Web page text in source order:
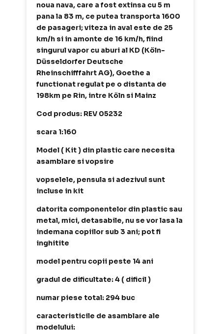
noua nava, care a fost extinsa cu 5 m
pana la 83 m, ce putea transporta 1600
de pasageri; viteza in aval este de 25
km/h si in amonte de 16 km/h, fiind
singurul vapor cu aburi al KD (Köln-
Düsseldorfer Deutsche
Rheinschifffahrt AG), Goethe a
functionat regulat pe o distanta de
198km pe Rin, intre Köln si Mainz
Cod produs: REV 05232
scara 1:160
Model ( Kit ) din plastic care necesita
asamblare si vopsire
vopselele, pensula si adezivul sunt
incluse in kit
datorita componentelor din plastic sau
metal, mici, detasabile, nu se vor lasa la
indemana copiilor sub 3 ani; pot fi
inghitite
model pentru copii peste 14 ani
gradul de dificultate: 4 ( dificil )
numar piese total: 294 buc
caracteristicile de asamblare ale
modelului: